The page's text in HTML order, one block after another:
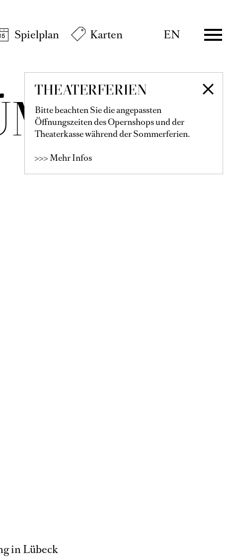
Spielplan
Karten EN
THEATERFERIEN
Bitte beachten Sie die angepassten
Öffnungszeiten des Opernshops und der
Theaterkasse während der Sommerferien.
>>> Mehr Infos
in Lübeck